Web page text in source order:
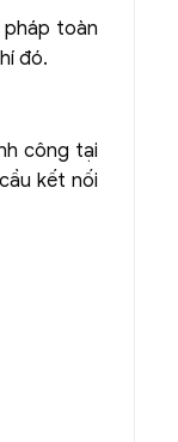
toàn
đó.
công tại
kết nối